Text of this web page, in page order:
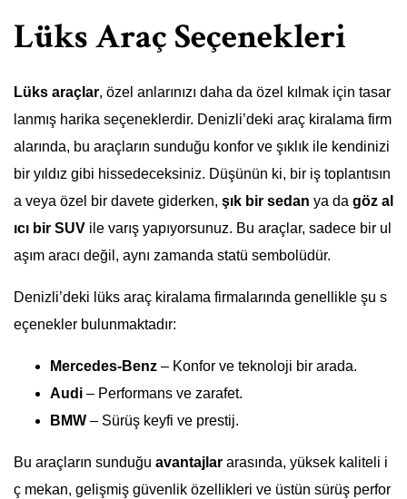
Lüks Araç Seçenekleri
Lüks araçlar, özel anlarınızı daha da özel kılmak için tasar
lanmış harika seçeneklerdir. Denizli’deki araç kiralama firm
alarında, bu araçların sunduğu konfor ve şıklık ile kendinizi
bir yıldız gibi hissedeceksiniz. Düşünün ki, bir iş toplantısın
a veya özel bir davete giderken, şık bir sedan ya da göz al
ıcı bir SUV ile varış yapıyorsunuz. Bu araçlar, sadece bir ul
aşım aracı değil, aynı zamanda statü sembolüdür.
Denizli’deki lüks araç kiralama firmalarında genellikle şu s
eçenekler bulunmaktadır:
Mercedes-Benz – Konfor ve teknoloji bir arada.
Audi – Performans ve zarafet.
BMW – Sürüş keyfi ve prestij.
Bu araçların sunduğu avantajlar arasında, yüksek kaliteli i
ç mekan, gelişmiş güvenlik özellikleri ve üstün sürüş perfor